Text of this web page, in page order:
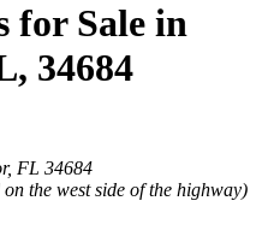
for Sale in
34684
FL 34684
the west side of the highway)